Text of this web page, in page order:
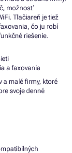
možnosť
Tlačiareň je tiež
čo ju robí
riešenie.
a faxovania
a malé firmy, ktoré
svoje denné